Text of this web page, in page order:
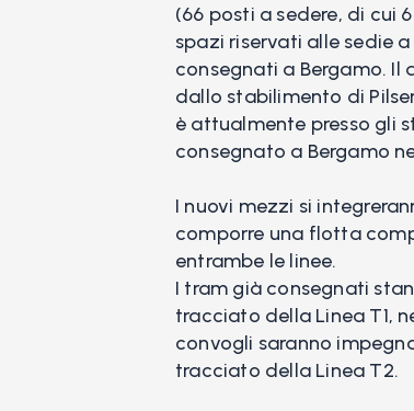
(66 posti a sedere, di cui
spazi riservati alle sedie
consegnati a Bergamo.
dallo stabilimento di
è attualmente presso gli
consegnato a Bergamo
I nuovi mezzi si
comporre una flotta
entrambe le linee.
I tram già consegnati
tracciato della Linea T1,
convogli saranno
tracciato della Linea T2.